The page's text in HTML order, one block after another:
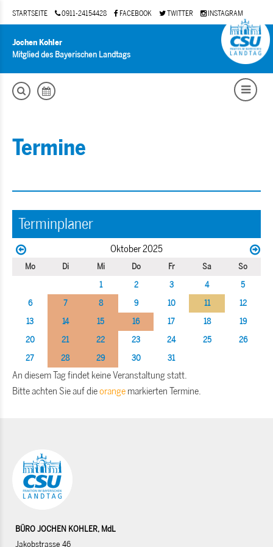
STARTSEITE 0911-24154428 FACEBOOK TWITTER INSTAGRAM
Jochen Kohler
Mitglied des Bayerischen Landtags
Termine
Terminplaner
Oktober 2025
Mo Di Mi Do Fr Sa
So
1
2 3 4
5
6
7 8 9 10 11
12
13
14 15 16 17 18
19
20
21 22 23 24 25
26
27
28 29 30 31
An diesem Tag findet keine Veranstaltung statt.
Bitte achten Sie auf dieorange markierten Termine.
BÜRO JOCHEN KOHLER, MdL
Jakobstrasse 46